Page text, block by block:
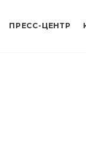
ПРЕСС-ЦЕНТР